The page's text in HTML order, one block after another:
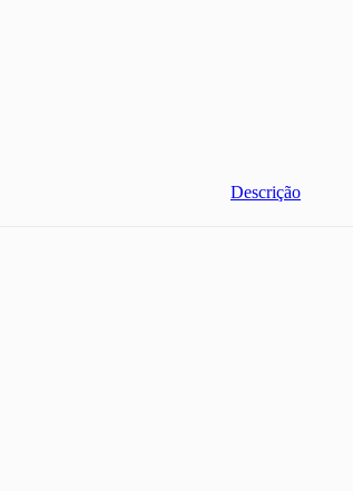
Descrição